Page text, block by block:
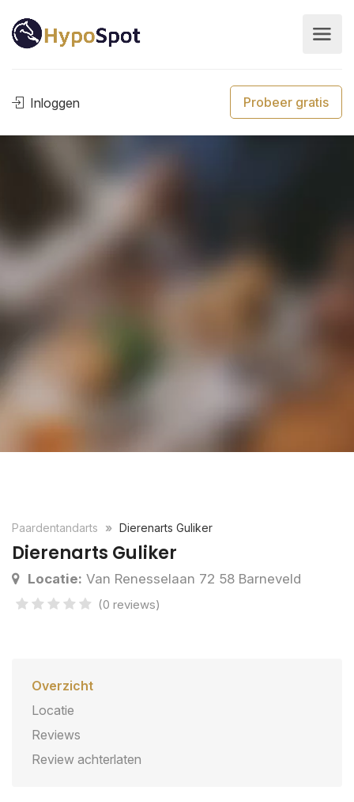
Inloggen Probeer gratis
Paardentandarts Dierenarts Guliker
Dierenarts Guliker
Locatie: Van Renesselaan 72 58 Barneveld
(0 reviews)
Overzicht
Locatie
Reviews
Review achterlaten